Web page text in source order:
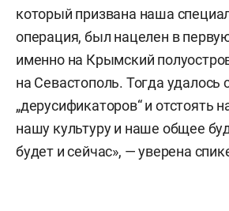
который призвана наша
операция, был нацелен в
именно на Крымский
на Севастополь. Тогда удалось
„дерусификаторов“ и отстоять
нашу культуру и наше общее
будет и сейчас», — уверена